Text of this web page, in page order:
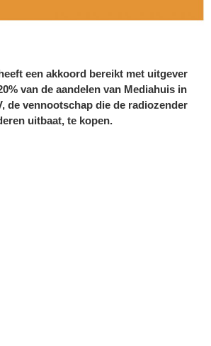
een akkoord bereikt met uitgever
van de aandelen van Mediahuis in
de vennootschap die de radiozender
uitbaat, te kopen.